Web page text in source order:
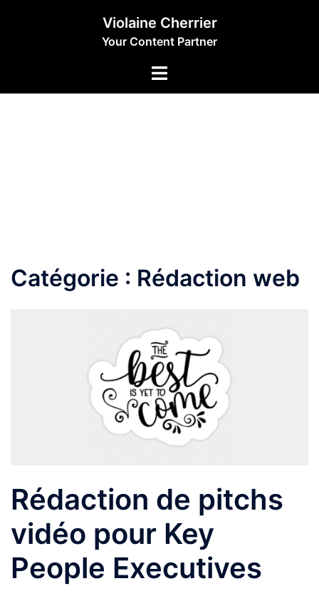
Violaine Cherrier
Your Content Partner
Catégorie : Rédaction web
Rédaction de pitchs
vidéo pour Key
People Executives